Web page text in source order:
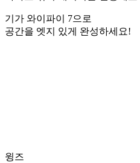
기가 와이파이 7으로
공간을 엣지 있게 완성하세요!
윙즈